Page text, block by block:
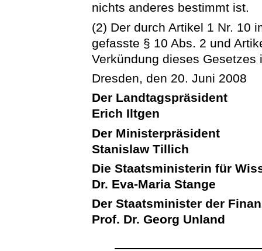
nichts anderes bestimmt ist.
(2) Der durch Artikel 1 Nr. 10
gefasste § 10 Abs. 2 und
Verkündung dieses Gesetzes
Dresden, den 20. Juni 2008
Der Landtagspräsident
Erich Iltgen
Der Ministerpräsident
Stanislaw Tillich
Die Staatsministerin für
Dr. Eva-Maria Stange
Der Staatsminister der
Prof. Dr. Georg Unland